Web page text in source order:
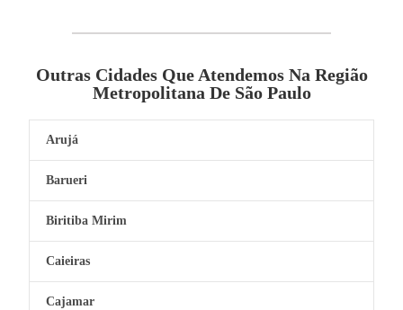
Outras Cidades Que Atendemos Na Região
Metropolitana De São Paulo
Arujá
Barueri
Biritiba Mirim
Caieiras
Cajamar